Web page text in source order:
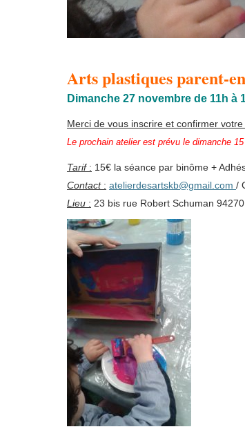
Arts plastiques parent-
Dimanche 27 novembre de 11h à
Merci de vous inscrire et confirmer
Le prochain atelier est prévu le dimanche
Tarif: 15€ la séance par binôme +
Contact: atelierdesartskb@gmail.com /
Lieu : 23 bis rue Robert Schuman